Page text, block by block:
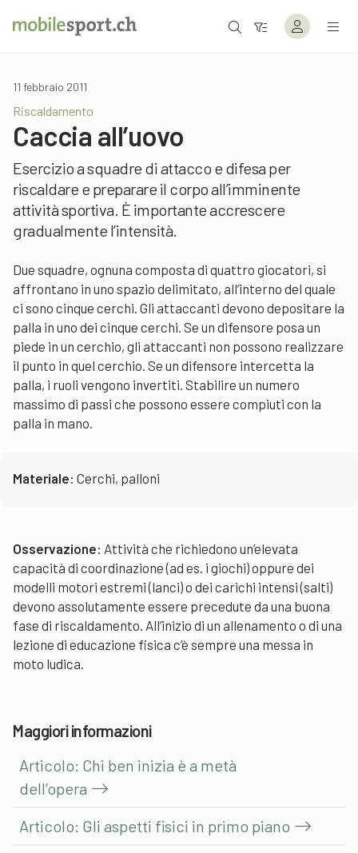
11 febbraio 2011
Riscaldamento
Caccia all’uovo
Esercizio a squadre di attacco e difesa per
riscaldare e preparare il corpo all’imminente
attività sportiva. È importante accrescere
gradualmente l’intensità.
Due squadre, ognuna composta di quattro giocatori, si
affrontano in uno spazio delimitato, all’interno del quale
ci sono cinque cerchi. Gli attaccanti devono depositare la
palla in uno dei cinque cerchi. Se un difensore posa un
piede in un cerchio, gli attaccanti non possono realizzare
il punto in quel cerchio. Se un difensore intercetta la
palla, i ruoli vengono invertiti. Stabilire un numero
massimo di passi che possono essere compiuti con la
palla in mano.
Materiale: Cerchi, palloni
Osservazione: Attività che richiedono un’elevata
capacità di coordinazione (ad es. i giochi) oppure dei
modelli motori estremi (lanci) o dei carichi intensi (salti)
devono assolutamente essere precedute da una buona
fase di riscaldamento. All’inizio di un allenamento o di una
lezione di educazione fisica c’è sempre una messa in
moto ludica.
Maggiori informazioni
Articolo: Chi ben inizia è a metà
dell’opera
Articolo: Gli aspetti fisici in primo piano